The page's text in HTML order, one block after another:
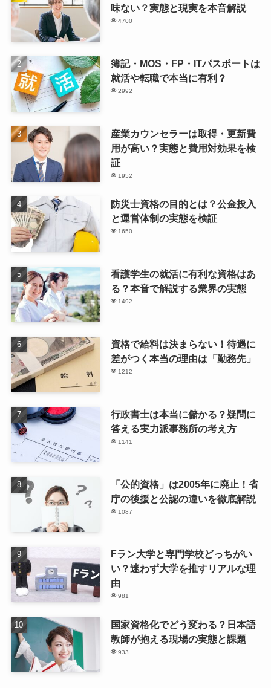
味ない？実態と現実を本音解説
4700
簿記・MOS・FP・ITパスポートは
就活や転職で本当に有利？
2992
産業カウンセラーは取得・更新費
用が高い？実態と費用対効果を検
証
1952
防災士資格の目的とは？公金投入
と運営体制の実態を検証
1650
看護学生の就活に有利な資格はあ
る？本音で解説する業界の実態
1492
資格で給料は決まらない！待遇に
差がつく本当の理由は「勤務先」
1212
行政書士は本当に儲かる？疑問に
答える実力派事務所の考え方
1141
「公的資格」は2005年に廃止！省
庁の後援と公認の違いを徹底解説
1087
Fラン大学と専門学校どっちがい
い？迷わず大学を推すリアルな理
由
981
国家資格化でどう変わる？日本語
教師が抱える現場の実態と課題
933